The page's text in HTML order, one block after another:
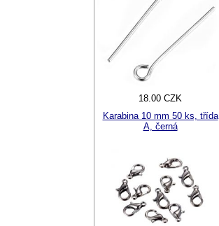
18.00 CZK
Karabina 10 mm 50 ks, třída
A, černá